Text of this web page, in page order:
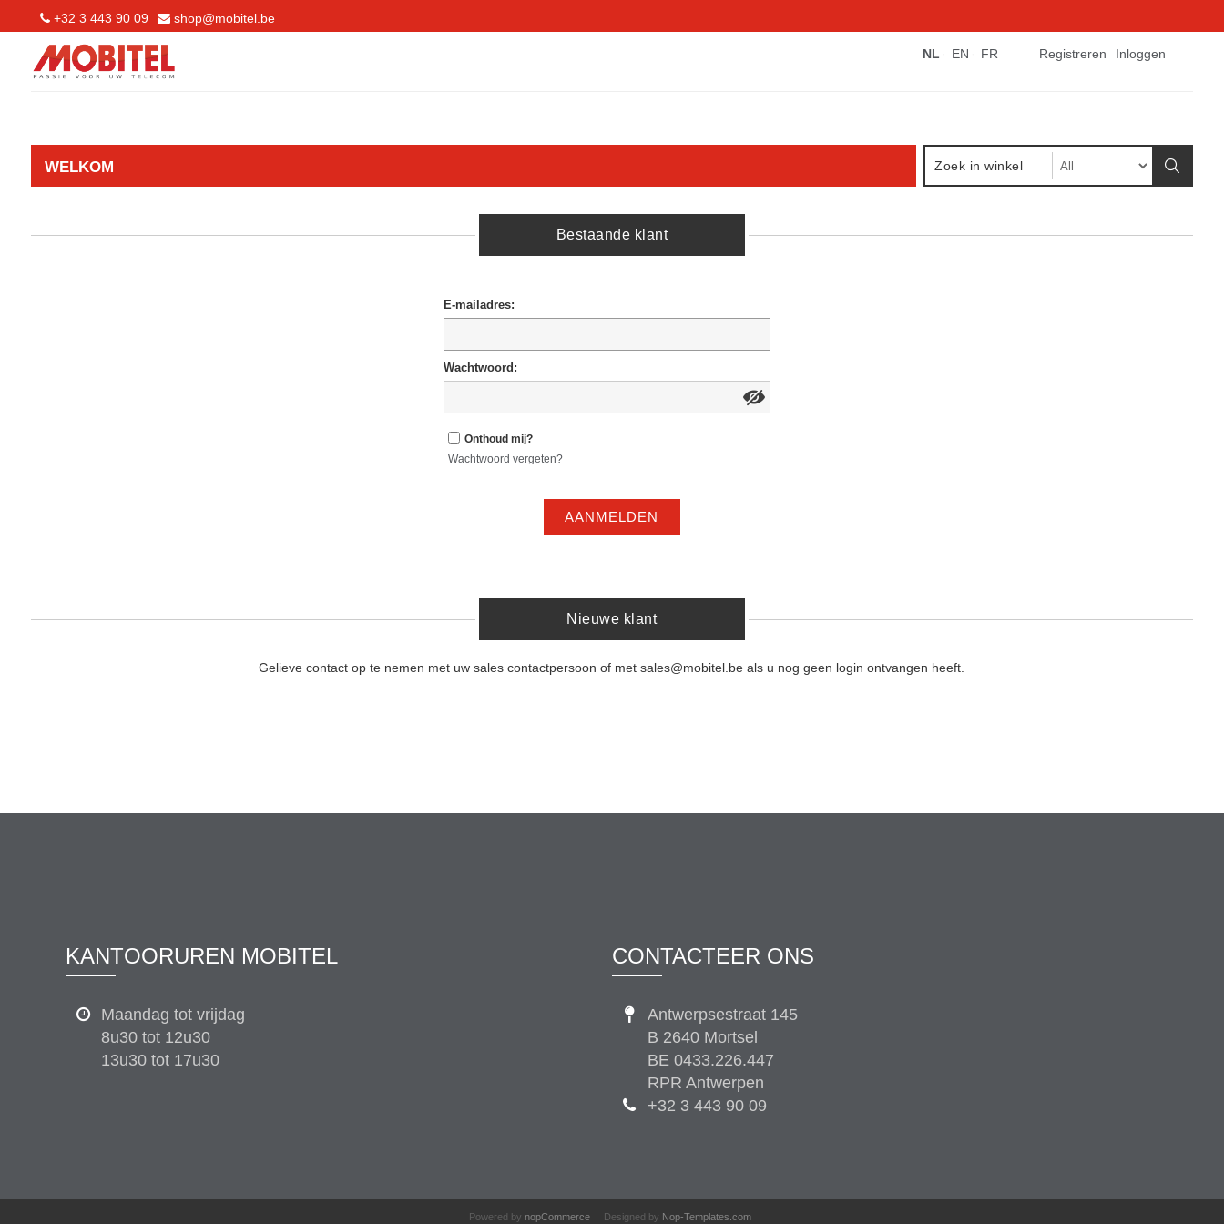
+32 3 443 90 09 shop@mobitel.be
Registreren Inloggen
NL EN FR
WELKOM
Bestaande klant
E-mailadres:
Wachtwoord:
Onthoud mij?
Wachtwoord vergeten?
AANMELDEN
Nieuwe klant
Gelieve contact op te nemen met uw sales contactpersoon of met sales@mobitel.be als u nog geen login ontvangen heeft.
KANTOORUREN MOBITEL
Maandag tot vrijdag
8u30 tot 12u30
13u30 tot 17u30
CONTACTEER ONS
Antwerpsestraat 145
B 2640 Mortsel
BE 0433.226.447
RPR Antwerpen
+32 3 443 90 09
Powered by nopCommerce Designed by Nop-Templates.com